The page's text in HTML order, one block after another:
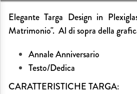
Elegante Targa Design in
Matrimonio". Al di sopra della
Annale Anniversario
Testo/Dedica
CARATTERISTICHE TARGA: